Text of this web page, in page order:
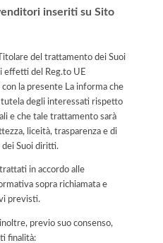
inseriti su Sito
del trattamento dei Suoi
effetti del Reg.to UE
la presente La informa che
tutela degli interessati rispetto
e che tale trattamento sarà
liceità, trasparenza e di
dei Suoi diritti.
in accordo alle
sopra richiamata e
previsti.
previo suo consenso,
finalità: